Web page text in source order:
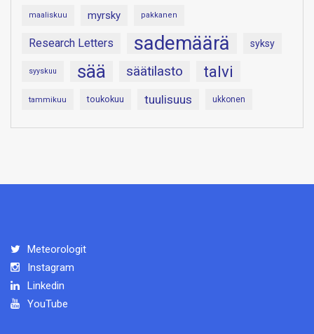
maaliskuu myrsky pakkanen
Research Letters sademäärä syksy
syyskuu sää säätilasto talvi
tammikuu toukokuu tuulisuus ukkonen
Meteorologit
Instagram
Linkedin
YouTube